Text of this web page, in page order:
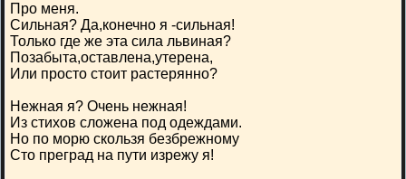
Про меня.
Сильная? Да,конечно я -сильная!
Только где же эта сила львиная?
Позабыта,оставлена,утерена,
Или просто стоит растерянно?
Нежная я? Очень нежная!
Из стихов сложена под одеждами.
Но по морю скользя безбрежному
Сто преград на пути изрежу я!